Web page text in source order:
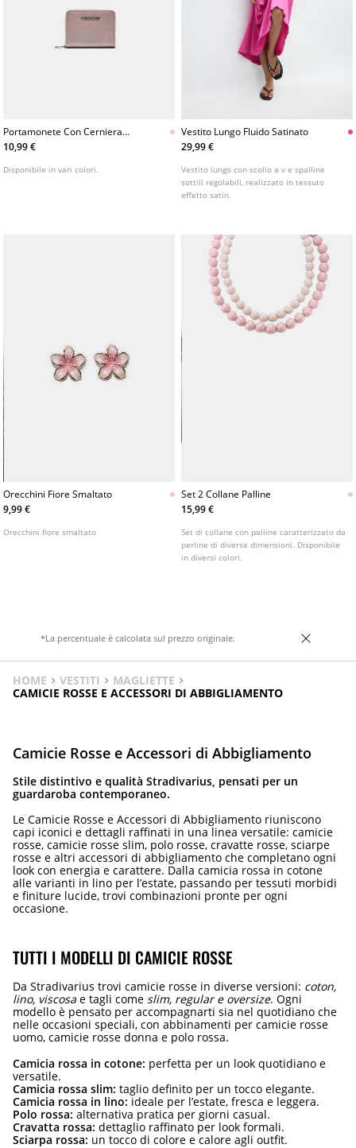
Portamonete Con Cerniera
Lucido
10,99 €
Disponibile in vari colori.
Vestito Lungo Fluido Satinato
29,99 €
Vestito lungo con scollo a v e spalline
sottili regolabili, realizzato in tessuto
effetto satin.
Orecchini Fiore Smaltato
9,99 €
Orecchini fiore smaltato
Set 2 Collane Palline
15,99 €
Set di collane con palline caratterizzato da
perline di diverse dimensioni. Disponibile
in diversi colori.
*La percentuale è calcolata sul prezzo originale.
HOME VESTITI
MAGLIETTE
CAMICIE ROSSE E ACCESSORI DI ABBIGLIAMENTO
Camicie Rosse e Accessori di Abbigliamento
Stile distintivo e qualità Stradivarius, pensati per un
guardaroba contemporaneo.
Le Camicie Rosse e Accessori di Abbigliamento riuniscono
capi iconici e dettagli raffinati in una linea versatile: camicie
rosse, camicie rosse slim, polo rosse, cravatte rosse, sciarpe
rosse e altri accessori di abbigliamento che completano ogni
look con energia e carattere. Dalla camicia rossa in cotone
alle varianti in lino per l’estate, passando per tessuti morbidi
e finiture lucide, trovi combinazioni pronte per ogni
occasione.
TUTTI I MODELLI DI CAMICIE ROSSE
Da Stradivarius trovi camicie rosse in diverse versioni: coton,
lino, viscosa e tagli come slim, regular e oversize. Ogni
modello è pensato per accompagnarti sia nel quotidiano che
nelle occasioni speciali, con abbinamenti per camicie rosse
uomo, camicie rosse donna e polo rossa.
Camicia rossa in cotone: perfetta per un look quotidiano e
versatile.
Camicia rossa slim: taglio definito per un tocco elegante.
Camicia rossa in lino: ideale per l’estate, fresca e leggera.
Polo rossa: alternativa pratica per giorni casual.
Cravatta rossa: dettaglio raffinato per look formali.
Sciarpa rossa: un tocco di colore e calore agli outfit.